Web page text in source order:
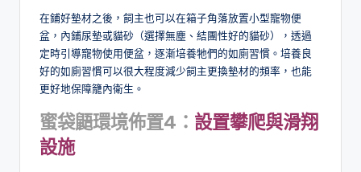
在鋪好墊材之後，飼主也可以在箱子角落放置小型寵物便
盆，內鋪尿墊或貓砂（選擇無塵、結團性好的貓砂），透過
定時引導寵物使用便盆，逐漸培養牠們的如廁習慣。培養良
好的如廁習慣可以很大程度減少飼主更換墊材的頻率，也能
更好地保障籠內衛生。
蜜袋鼯環境佈置4 ： 設置攀爬與滑翔
設施